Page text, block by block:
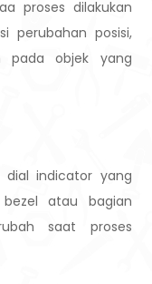
proses dilakukan
perubahan posisi,
pada objek yang
dial indicator yang
atau bagian
saat proses